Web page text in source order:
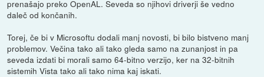
prenašajo preko OpenAL. Seveda so njihovi driverji še vedno
daleč od končanih.
Torej, če bi v Microsoftu dodali manj novosti, bi bilo bistveno manj
problemov. Večina tako ali tako gleda samo na zunanjost in pa
seveda izdati bi morali samo 64-bitno verzijo, ker na 32-bitnih
sistemih Vista tako ali tako nima kaj iskati.